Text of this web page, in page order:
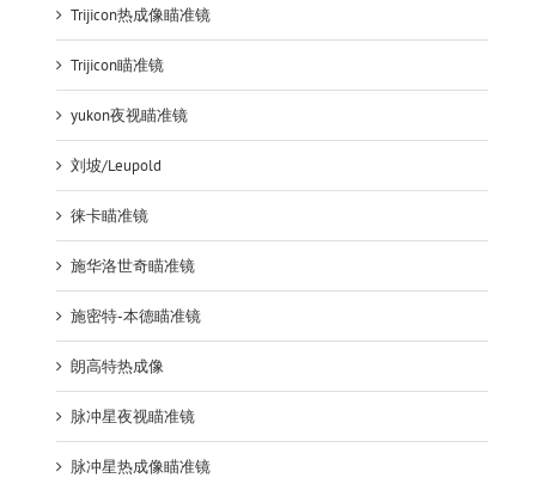
Trijicon热成像瞄准镜
Trijicon瞄准镜
yukon夜视瞄准镜
刘坡/Leupold
徕卡瞄准镜
施华洛世奇瞄准镜
施密特-本德瞄准镜
朗高特热成像
脉冲星夜视瞄准镜
脉冲星热成像瞄准镜